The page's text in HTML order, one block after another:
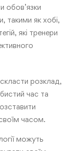
обов’язки
такими як хобі,
які тренери
розклад,
час та
часом.
можуть